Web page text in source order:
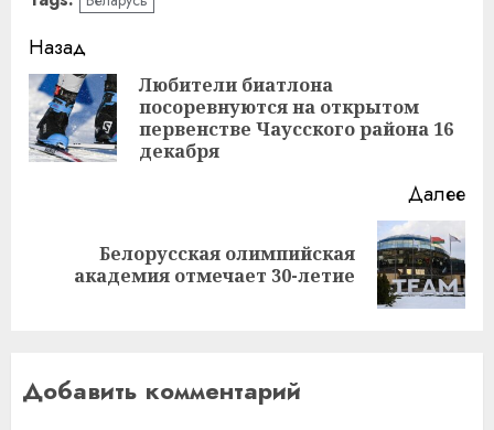
Навигация
записи
Назад
Любители биатлона
посоревнуются на открытом
первенстве Чаусского района 16
декабря
Далее
Следующая
запись:
Белорусская олимпийская
академия отмечает 30-летие
Добавить комментарий